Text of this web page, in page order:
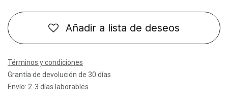
Añadir a lista de deseos
Términos y condiciones
Grantía de devolución de 30 días
Envío: 2-3 días laborables